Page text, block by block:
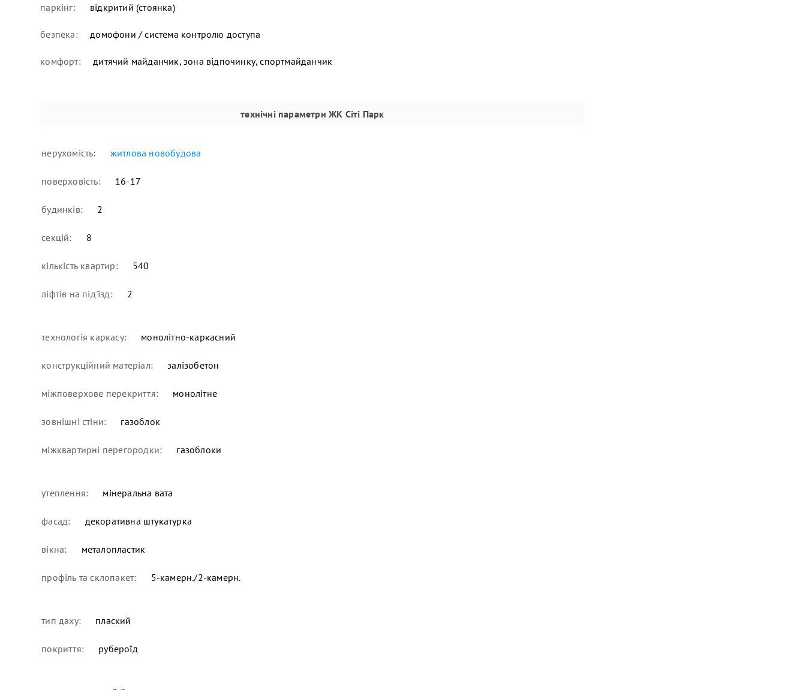
паркінг: відкритий (стоянка)
безпека: домофони / система контролю доступа
комфорт: дитячий майданчик, зона відпочинку, спортмайданчик
технічні параметри ЖК Сіті Парк
нерухомість: житлова новобудова
поверховість: 16-17
будинків: 2
секцій: 8
кількість квартир: 540
ліфтів на під'їзд: 2
технологія каркасу: монолітно-каркасний
конструкційний матеріал: залізобетон
міжповерхове перекриття: монолітне
зовнішні стіни: газоблок
міжквартирні перегородки: газоблоки
утеплення: мінеральна вата
фасад: декоративна штукатурка
вікна: металопластик
профіль та склопакет: 5-камерн./2-камерн.
тип даху: плаский
покриття: рубероїд